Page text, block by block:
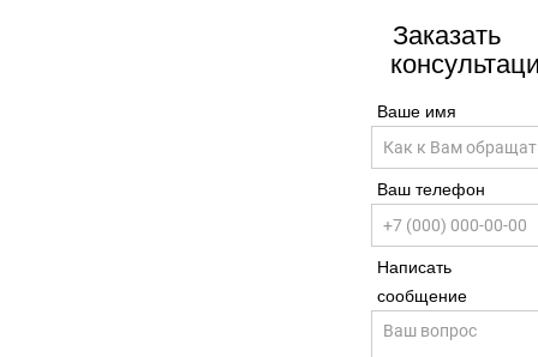
Заказать
Ваше имя
Ваш телефон
Написать
сообщение